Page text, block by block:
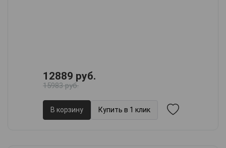
12889 руб.
15983 руб.
В корзину Купить в 1 клик